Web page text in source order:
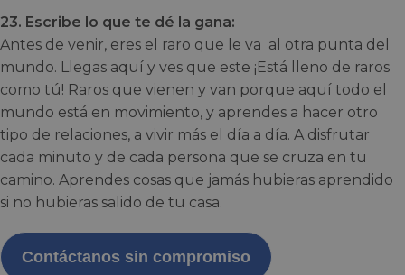
23. Escribe lo que te dé la gana:
Antes de venir, eres el raro que le va al otra punta del
mundo. Llegas aquí y ves que este ¡Está lleno de raros
como tú! Raros que vienen y van porque aquí todo el
mundo está en movimiento, y aprendes a hacer otro
tipo de relaciones, a vivir más el día a día. A disfrutar
cada minuto y de cada persona que se cruza en tu
camino. Aprendes cosas que jamás hubieras aprendido
si no hubieras salido de tu casa.
Contáctanos sin compromiso